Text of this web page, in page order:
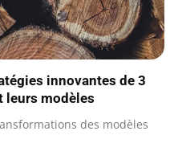
innovantes de 3
leurs modèles
des modèles